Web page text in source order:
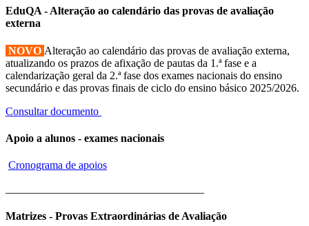
EduQA - Alteração ao calendário das provas de avaliação
externa
NOVO Alteração ao calendário das provas de avaliação externa,
atualizando os prazos de afixação de pautas da 1.ª fase e a
calendarização geral da 2.ª fase dos exames nacionais do ensino
secundário e das provas finais de ciclo do ensino básico 2025/2026.
Consultar documento
Apoio a alunos - exames nacionais
Cronograma de apoios
Matrizes - Provas Extraordinárias de Avaliação